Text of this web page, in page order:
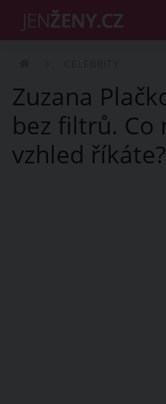
Zuzana
bez filtrů.
vzhled říkáte?